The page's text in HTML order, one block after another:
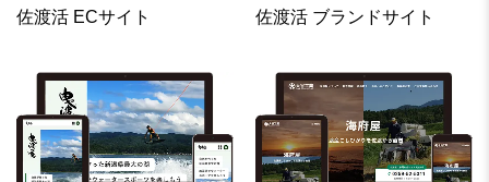
佐渡活 ECサイト 佐渡活 ブランドサイト